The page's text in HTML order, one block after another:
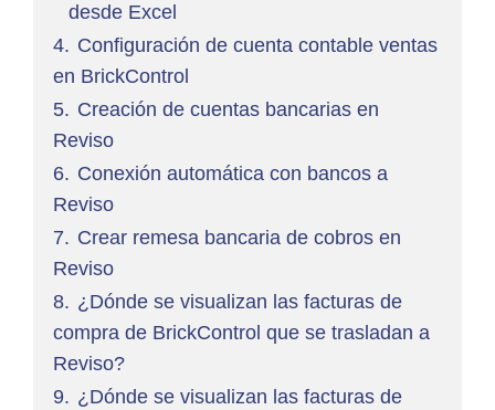
desde Excel
4. Configuración de cuenta contable ventas
en BrickControl
5. Creación de cuentas bancarias en
Reviso
6. Conexión automática con bancos a
Reviso
7. Crear remesa bancaria de cobros en
Reviso
8. ¿Dónde se visualizan las facturas de
compra de BrickControl que se trasladan a
Reviso?
9. ¿Dónde se visualizan las facturas de